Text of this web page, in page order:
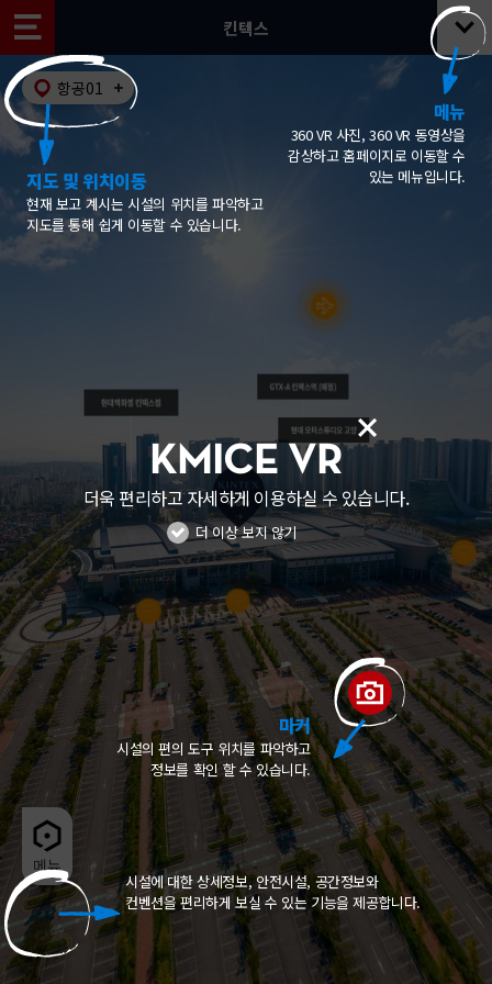
킨텍스
KMICE VR
더욱 편리하고 자세하게 이용하실 수 있습니다.
더 이상 보지 않기
메뉴
360 VR 사진, 360 VR 동영상을
감상하고 홈페이지로 이동할 수
있는 메뉴입니다.
지도 및 위치이동
현재 보고 계시는 시설의 위치를 파악하고
지도를 통해 쉽게 이동할 수 있습니다.
시설에 대한 상세정보, 안전시설, 공간정보와
컨벤션을 편리하게 보실 수 있는 기능을 제공합니다.
마커
시설의 편의 도구 위치를 파악하고
정보를 확인 할 수 있습니다.
항공01